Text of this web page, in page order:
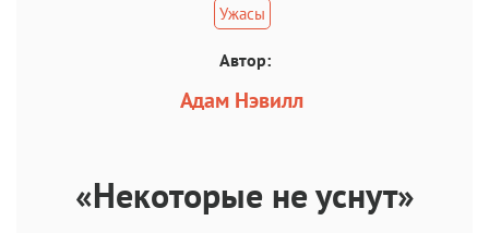
Ужасы
Автор:
Адам Нэвилл
«Некоторые не уснут»